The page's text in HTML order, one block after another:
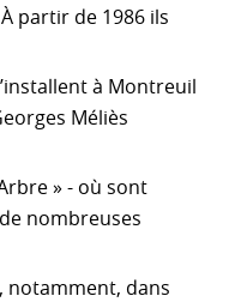
partir de 1986 ils
à Montreuil
Méliès
» - où sont
nombreuses
notamment, dans